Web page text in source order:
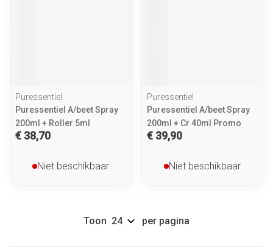
Puressentiel
Puressentiel A/beet Spray
200ml + Roller 5ml
€ 38,70
Niet beschikbaar
Puressentiel
Puressentiel A/beet Spray
200ml + Cr 40ml Promo
€ 39,90
Niet beschikbaar
Toon per pagina